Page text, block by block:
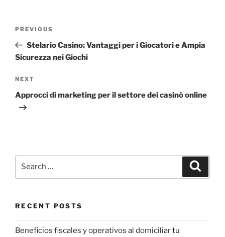
Previous
Post
PREVIOUS
Stelario Casino: Vantaggi per i Giocatori e Ampia
Sicurezza nei Giochi
Next
Post
NEXT
Approcci di marketing per il settore dei casinò online
RECENT POSTS
Beneficios fiscales y operativos al domiciliar tu